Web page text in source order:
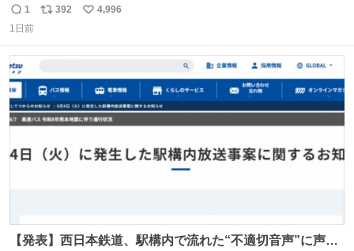
りまんじゅうパイセンが
返
信
1
リ
数
392
い
4,996
1日前
【発表】西日本鉄道、駅構内で流れた“不適切音声”に声明